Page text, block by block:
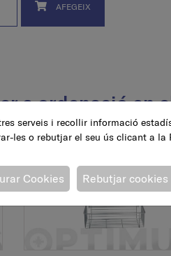
AFEGEIX
a ordenació en
serveis i recollir informació
les o rebutjar el seu ús clicant a la
Rebutjar cookies
Cookies